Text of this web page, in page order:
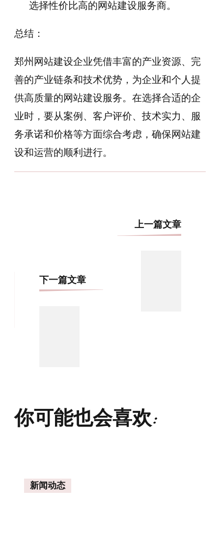
选择性价比高的网站建设服务商。
总结：
郑州网站建设企业凭借丰富的产业资源、完
善的产业链条和技术优势，为企业和个人提
供高质量的网站建设服务。在选择合适的企
业时，要从案例、客户评价、技术实力、服
务承诺和价格等方面综合考虑，确保网站建
设和运营的顺利进行。
上一篇文章
下一篇文章
你可能也会喜欢:
新闻动态